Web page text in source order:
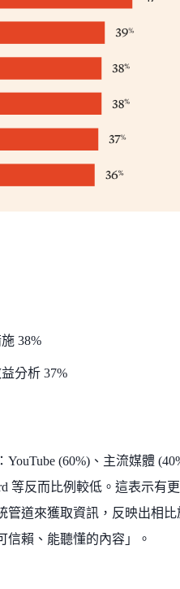
38%
分析 37%
(60%)、主流媒體
等反而比例較低。這表示有
管道來獲取資訊，反映出相比
信賴、能聽懂的內容」。